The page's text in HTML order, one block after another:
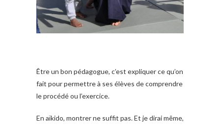
Être un bon pédagogue, c’est expliquer ce qu’on
fait pour permettre à ses élèves de comprendre
le procédé ou l’exercice.
En aïkido, montrer ne suffit pas. Et je dirai même,